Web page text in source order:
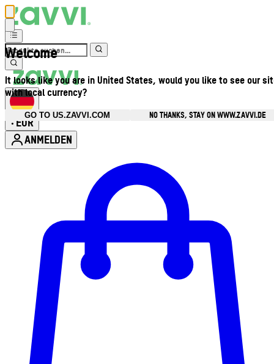
Welcome
It looks like you are in United States, would you like to see our
with local currency?
GO TO US.ZAVVI.COM
NO THANKS, STAY ON WWW.ZAVVI.DE
• EUR
ANMELDEN